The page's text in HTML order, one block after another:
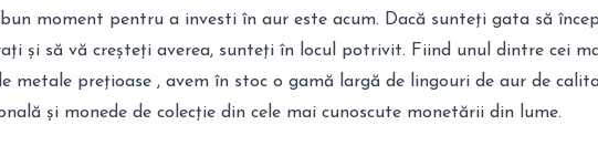
moment pentru a investi în aur este acum. Dacă sunteți gata să
și să vă creșteți averea, sunteți în locul potrivit. Fiind unul dintre cei
metale prețioase , avem în stoc o gamă largă de lingouri de aur de
și monede de colecție din cele mai cunoscute monetării din lume.